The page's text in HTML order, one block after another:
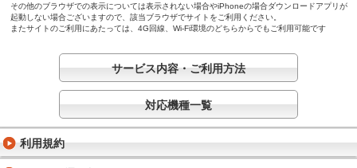
その他のブラウザでの表示については表示されない場合やiPhoneの場合ダウンロードアプリが
起動しない場合ございますので、該当ブラウザでサイトをご利用ください。
またサイトのご利用にあたっては、4G回線、Wi-Fi環境のどちらからでもご利用可能です
サービス内容・ご利用方法
対応機種一覧
利用規約